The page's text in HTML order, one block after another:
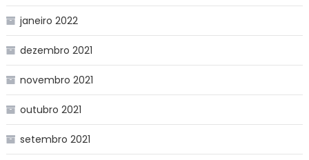
janeiro 2022
dezembro 2021
novembro 2021
outubro 2021
setembro 2021